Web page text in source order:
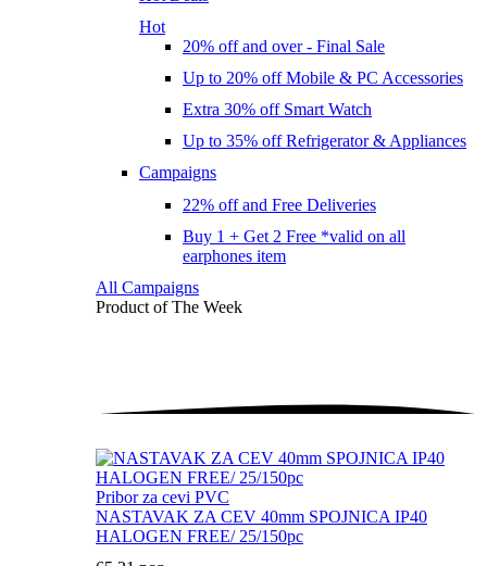
Hot
20% off and over - Final Sale
Up to 20% off Mobile & PC Accessories
Extra 30% off Smart Watch
Up to 35% off Refrigerator & Appliances
Campaigns
22% off and Free Deliveries
Buy 1 + Get 2 Free *valid on all
earphones item
All Campaigns
Product of The Week
Pribor za cevi PVC
NASTAVAK ZA CEV 40mm SPOJNICA IP40
HALOGEN FREE/ 25/150pc